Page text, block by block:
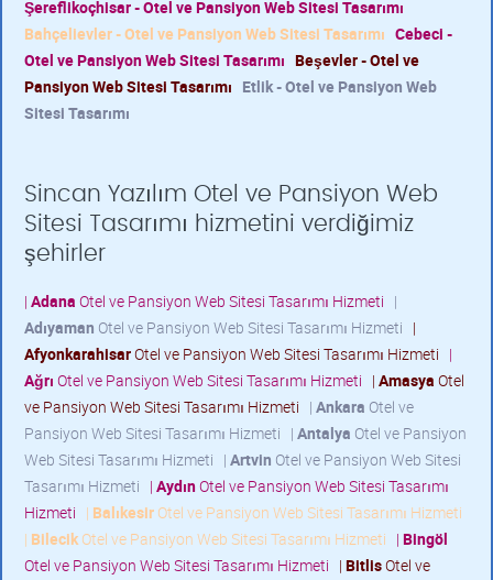
Şereflikoçhisar - Otel ve Pansiyon Web Sitesi Tasarımı
Bahçelievler - Otel ve Pansiyon Web Sitesi Tasarımı Cebeci -
Otel ve Pansiyon Web Sitesi Tasarımı Beşevler - Otel ve
Pansiyon Web Sitesi Tasarımı Etlik - Otel ve Pansiyon Web
Sitesi Tasarımı
Sincan Yazılım Otel ve Pansiyon Web
Sitesi Tasarımı hizmetini verdiğimiz
şehirler
| Adana Otel ve Pansiyon Web Sitesi Tasarımı Hizmeti |
Adıyaman Otel ve Pansiyon Web Sitesi Tasarımı Hizmeti |
AfyonkarahisarOtel ve Pansiyon Web Sitesi Tasarımı Hizmeti |
Ağrı Otel ve Pansiyon Web Sitesi Tasarımı Hizmeti | Amasya Otel
ve Pansiyon Web Sitesi Tasarımı Hizmeti | Ankara Otel ve
Pansiyon Web Sitesi Tasarımı Hizmeti | Antalya Otel ve Pansiyon
Web Sitesi Tasarımı Hizmeti | Artvin Otel ve Pansiyon Web Sitesi
Tasarımı Hizmeti | AydınOtel ve Pansiyon Web Sitesi Tasarımı
Hizmeti | Balıkesir Otel ve Pansiyon Web Sitesi Tasarımı Hizmeti
| BilecikOtel ve Pansiyon Web Sitesi Tasarımı Hizmeti | Bingöl
Otel ve Pansiyon Web Sitesi Tasarımı Hizmeti | BitlisOtel ve